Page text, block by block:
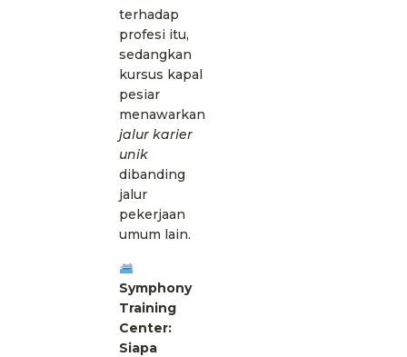
terhadap
profesi itu,
sedangkan
kursus kapal
pesiar
menawarkan
jalur karier
unik
dibanding
jalur
pekerjaan
umum lain.
Symphony
Training
Center:
Siapa